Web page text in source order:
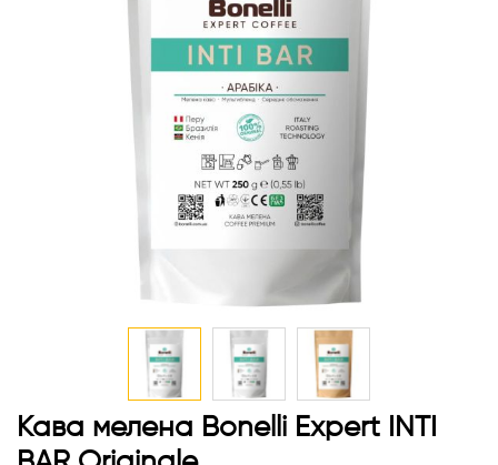
Перейти
до
початку
Кава мелена Bonelli Expert INTI